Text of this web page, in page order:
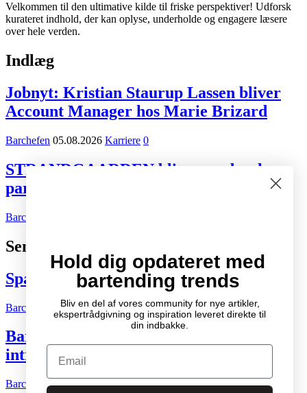
Velkommen til den ultimative kilde til friske perspektiver! Udforsk
kurateret indhold, der kan oplyse, underholde og engagere læsere
over hele verden.
Indlæg
Jobnyt: Kristian Staurup Lassen bliver
Account Manager hos Marie Brizard
Barchefen 05.08.2026 Karriere 0
STRANDGAARDEN bliver ny dansk
partner for Tiger Beer og Desperados
Barchefen
Seneste indlæg
Spændende cocktail- og drinksbøger
Barchefen 04.10.2007 Litteratur 2
Bartenderens grundbog – Den ultimative
introduktion til cocktailkunsten
Barchefen 04.05.2015Litteratur 0
Hold dig opdateret med
bartending trends
Bliv en del af vores community for nye artikler,
ekspertrådgivning og inspiration leveret direkte til
din indbakke.
Email